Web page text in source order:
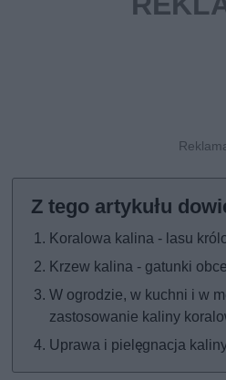
Koralowa kalina - lasu
Krzew kalina - gatunki obce
W ogrodzie, w kuchni i w
zastosowanie kaliny
Uprawa i pielęgnacja